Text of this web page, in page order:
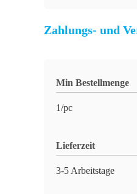
Zahlungs- und
Min Bestellmenge
1/pc
Lieferzeit
3-5 Arbeitstage